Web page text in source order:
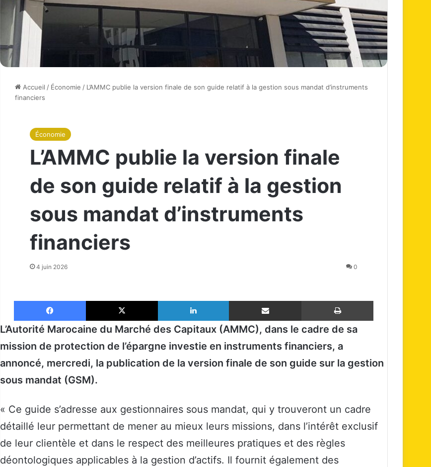
Accueil / Économie / L’AMMC publie la version finale de son guide relatif à la gestion sous mandat d’instruments
financiers
Économie
L’AMMC publie la version finale
de son guide relatif à la gestion
sous mandat d’instruments
financiers
4 juin 2026 0
Facebook X Linkedin Partager par email Imprimer
L’Autorité Marocaine du Marché des Capitaux (AMMC), dans le cadre de sa
mission de protection de l’épargne investie en instruments financiers, a
annoncé, mercredi, la publication de la version finale de son guide sur la gestion
sous mandat (GSM).
« Ce guide s’adresse aux gestionnaires sous mandat, qui y trouveront un cadre
détaillé leur permettant de mener au mieux leurs missions, dans l’intérêt exclusif
de leur clientèle et dans le respect des meilleures pratiques et des règles
déontologiques applicables à la gestion d’actifs. Il fournit également des